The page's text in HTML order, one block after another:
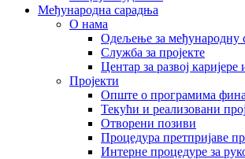
Међународна сарадња
О нама
Одељење за међународну
Служба за пројекте
Центар за развој каријере
Пројекти
Опште о програмима
Текући и реализовани
Отворени позиви
Процедура претпријаве
Интерне процедуре за